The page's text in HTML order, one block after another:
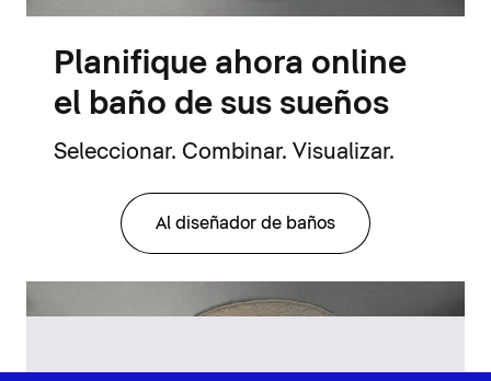
Planifique ahora online
el baño de sus sueños
Seleccionar. Combinar. Visualizar.
Al diseñador de baños